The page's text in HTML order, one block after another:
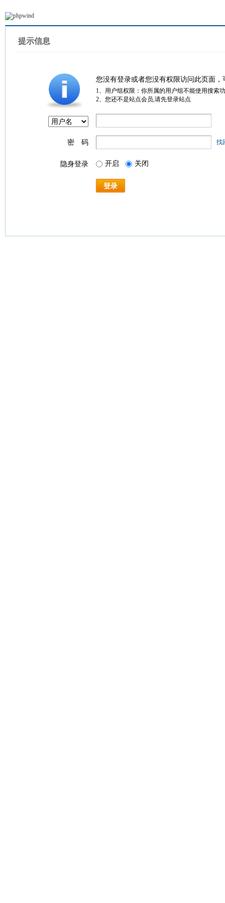
提示信息
您没有登录或者您没有权限访问此页面
1、用户组权限：你所属的用户组不能使用搜索
2、您还不是站点会员,请先登录站点
密 码 找
隐身登录 开启 关闭
登录